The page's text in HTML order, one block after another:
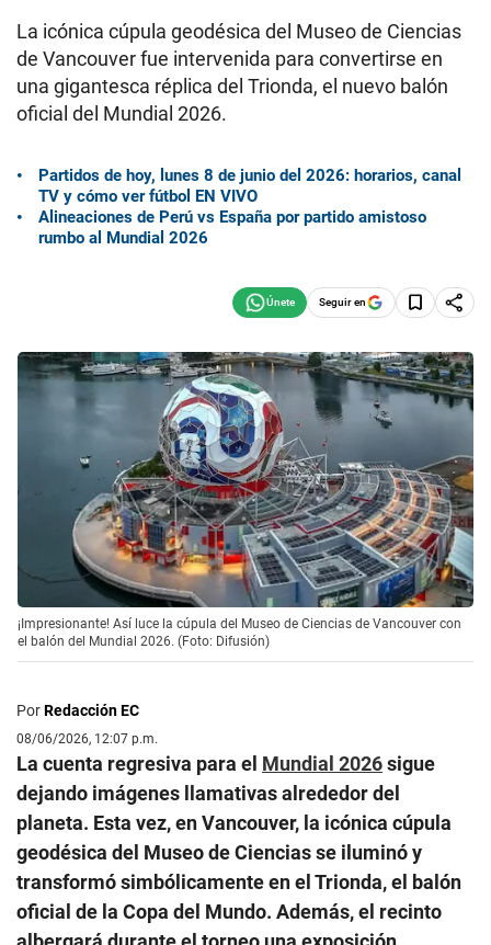
La icónica cúpula geodésica del Museo de Ciencias
de Vancouver fue intervenida para convertirse en
una gigantesca réplica del Trionda, el nuevo balón
oficial del Mundial 2026.
Partidos de hoy, lunes 8 de junio del 2026: horarios, canal
TV y cómo ver fútbol EN VIVO
Alineaciones de Perú vs España por partido amistoso
rumbo al Mundial 2026
Seguir en
¡Impresionante! Así luce la cúpula del Museo de Ciencias de Vancouver con
el balón del Mundial 2026. (Foto: Difusión)
PorRedacción EC
08/06/2026, 12:07 p.m.
La cuenta regresiva para el Mundial 2026sigue
dejando imágenes llamativas alrededor del
planeta. Esta vez, en Vancouver, la icónica cúpula
geodésica del Museo de Ciencias se iluminó y
transformó simbólicamente en el Trionda, el balón
oficial de la Copa del Mundo. Además, el recinto